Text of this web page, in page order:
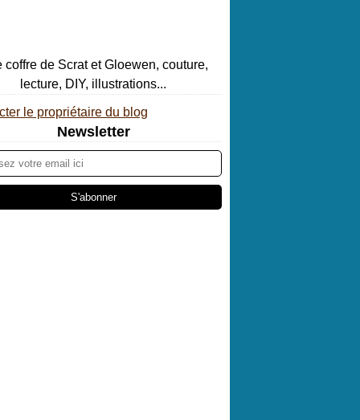
le propriétaire du blog
Newsletter